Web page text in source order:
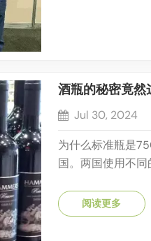
酒瓶的秘密竟然
Jul 30, 2024
为什么标准瓶是
国。两国使用不
来，为了适应国际
方便的整数，波尔
阅读更多